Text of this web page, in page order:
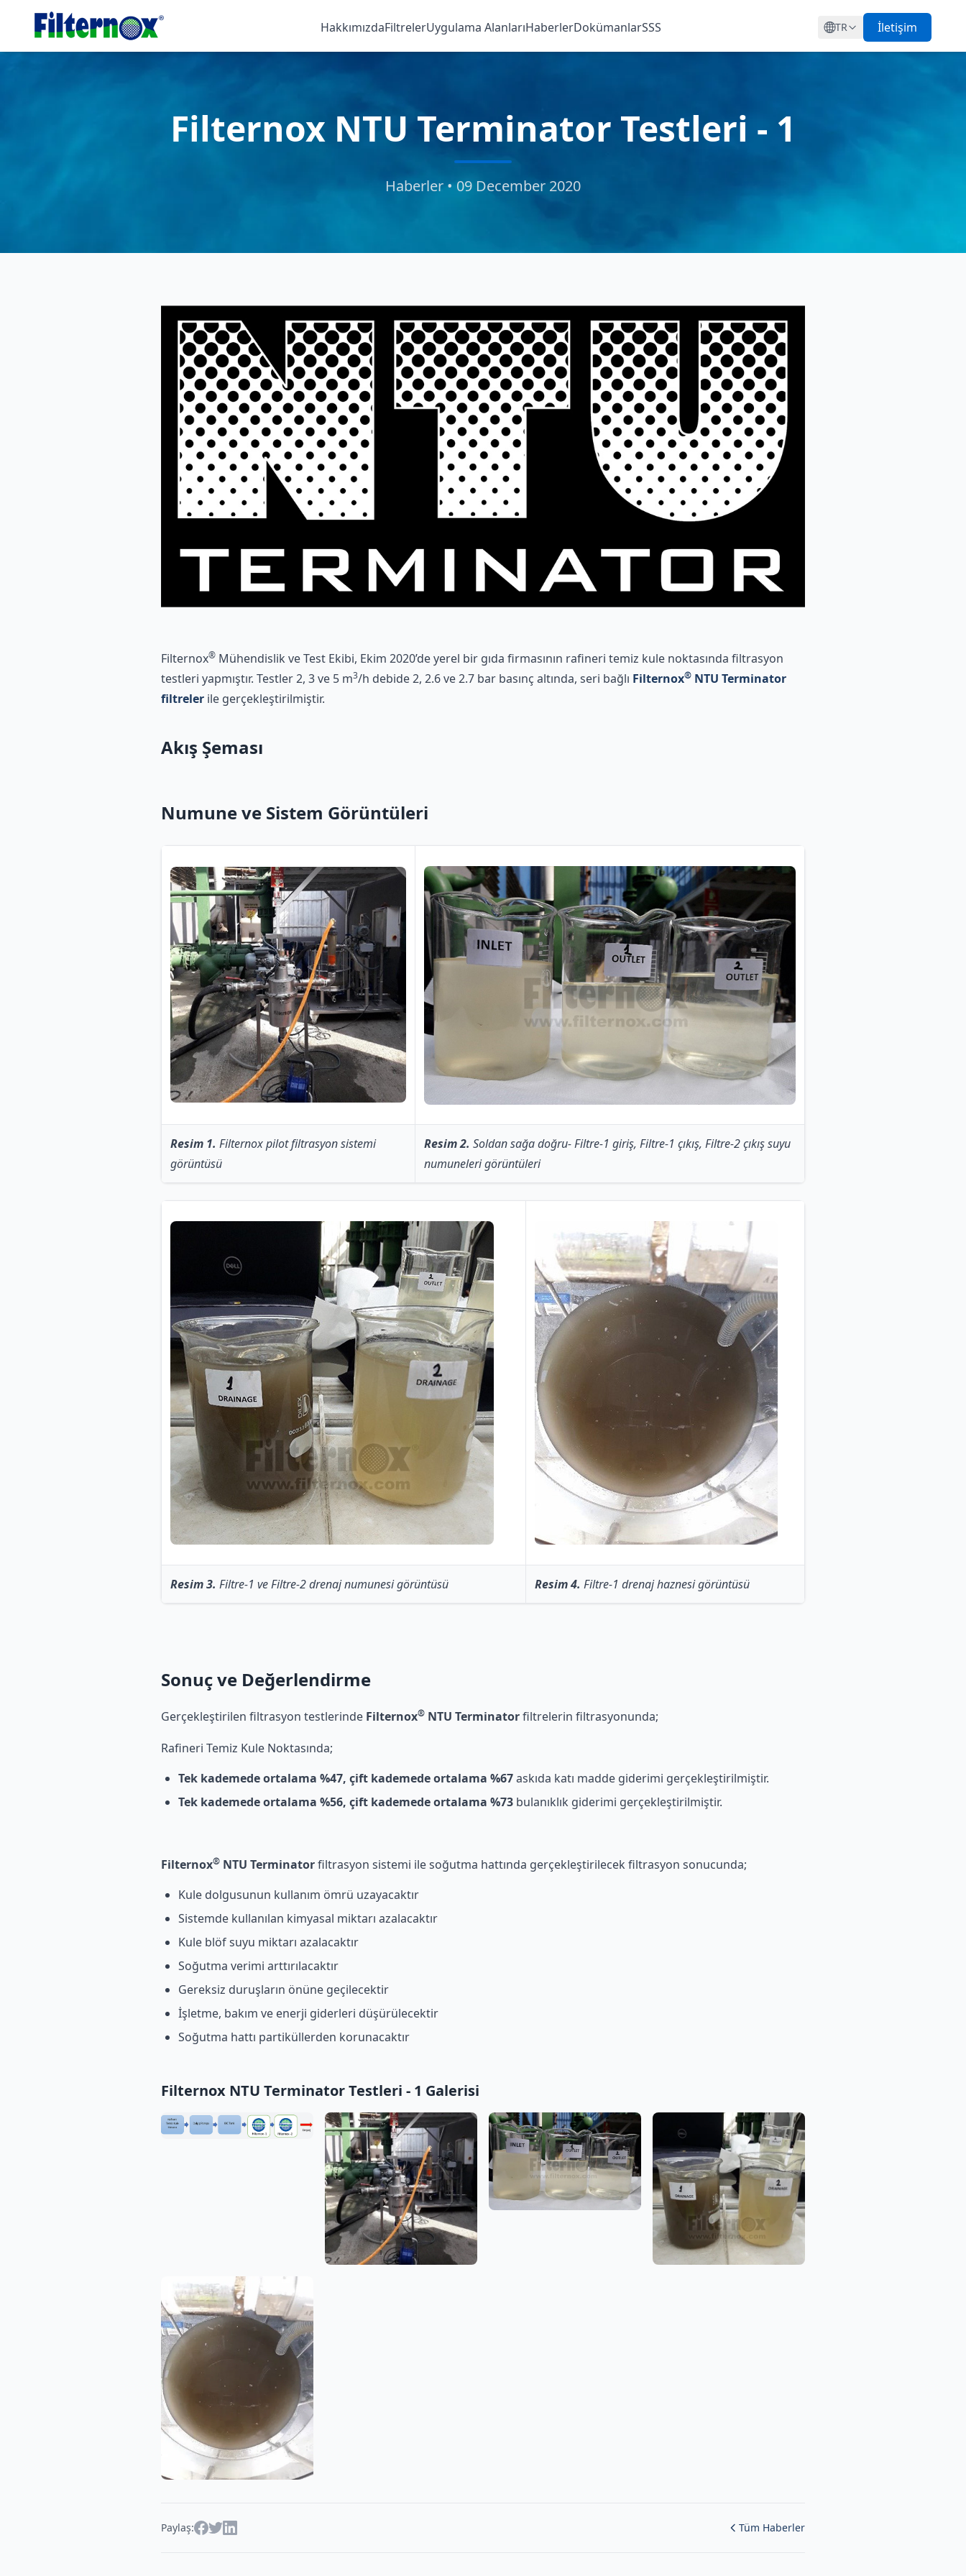
HakkımızdaFiltrelerUygulama AlanlarıHaberlerDokümanlarSSS TR İletişim
Filternox NTU Terminator Testleri - 1
Haberler • 09 December 2020
Filternox® Mühendislik ve Test Ekibi, Ekim 2020’de yerel bir gıda firmasının rafineri temiz kule noktasında filtrasyon
testleri yapmıştır. Testler 2, 3 ve 5 m3/h debide 2, 2.6 ve 2.7 bar basınç altında, seri bağlı Filternox® NTU Terminator
filtreler ile gerçekleştirilmiştir.
Akış Şeması
Numune ve Sistem Görüntüleri
Resim 1. Filternox pilot filtrasyon sistemi
görüntüsü
Resim 2. Soldan sağa doğru- Filtre-1 giriş, Filtre-1 çıkış, Filtre-2 çıkış suyu
numuneleri görüntüleri
Resim 3. Filtre-1 ve Filtre-2 drenaj numunesi görüntüsü Resim 4. Filtre-1 drenaj haznesi görüntüsü
Sonuç ve Değerlendirme
Gerçekleştirilen filtrasyon testlerinde Filternox® NTU Terminatorfiltrelerin filtrasyonunda;
Rafineri Temiz Kule Noktasında;
Tek kademede ortalama %47, çift kademede ortalama %67askıda katı madde giderimi gerçekleştirilmiştir.
Tek kademede ortalama %56, çift kademede ortalama %73 bulanıklık giderimi gerçekleştirilmiştir.
Filternox® NTU Terminatorfiltrasyon sistemi ile soğutma hattında gerçekleştirilecek filtrasyon sonucunda;
Kule dolgusunun kullanım ömrü uzayacaktır
Sistemde kullanılan kimyasal miktarı azalacaktır
Kule blöf suyu miktarı azalacaktır
Soğutma verimi arttırılacaktır
Gereksiz duruşların önüne geçilecektir
İşletme, bakım ve enerji giderleri düşürülecektir
Soğutma hattı partiküllerden korunacaktır
Filternox NTU Terminator Testleri - 1 Galerisi
Paylaş: Tüm Haberler